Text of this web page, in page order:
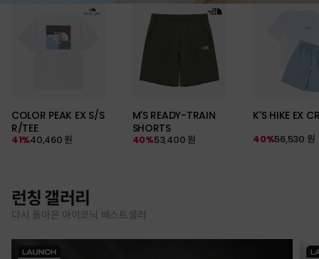
COLOR PEAK EX S/S
R/TEE
40,460 원
41%
M'S READY-TRAIN
SHORTS
53,400 원
40%
K'S HIKE EX
56,530 원
40%
런칭 갤러리
다시 돌아온 아이코닉 베스트셀러